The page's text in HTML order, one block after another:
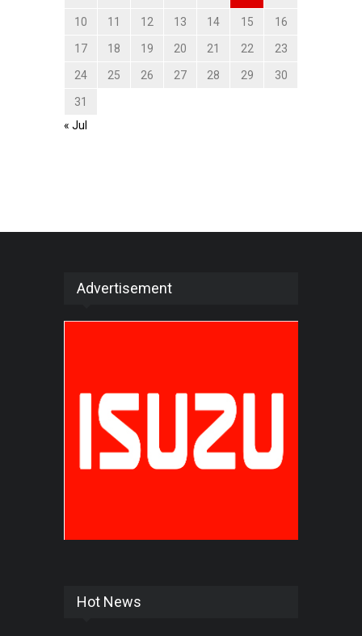
10 11 12 13 14 15 16
17 18 19 20 21 22 23
24 25 26 27 28 29 30
31
« Jul
Advertisement
Hot News